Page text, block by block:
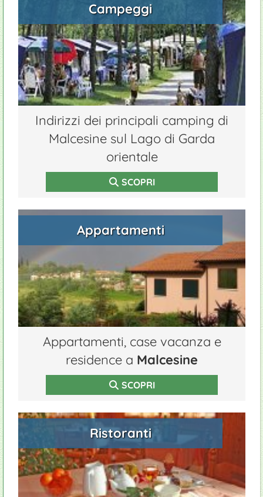
Campeggi
Indirizzi dei principali camping di
Malcesine sul Lago di Garda
orientale
SCOPRI
Appartamenti
Appartamenti, case vacanza e
residence a Malcesine
SCOPRI
Ristoranti